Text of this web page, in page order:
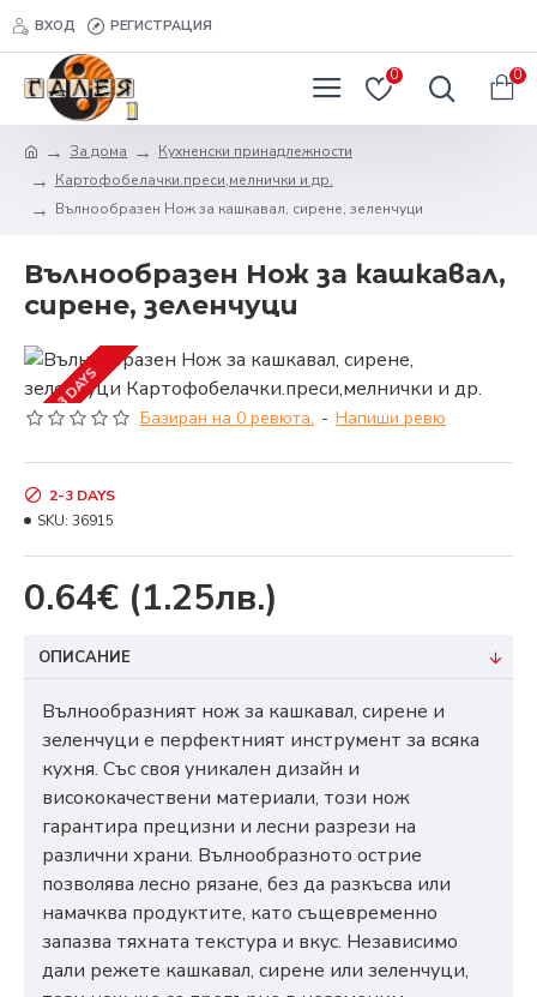
ВХОД РЕГИСТРАЦИЯ
0 0
За дома
Кухненски принадлежности
Картофобелачки.преси,мелнички и др.
Вълнообразен Нож за кашкавал, сирене, зеленчуци
Вълнообразен Нож за кашкавал,
сирене, зеленчуци
2-3 DAYS Базиран на 0 ревюта. - Напиши ревю
0.64€ (1.25лв.)
2-3 DAYS
SKU: 36915
ОПИСАНИЕ
Вълнообразният нож за кашкавал, сирене и
зеленчуци е перфектният инструмент за всяка
кухня. Със своя уникален дизайн и
висококачествени материали, този нож
гарантира прецизни и лесни разрези на
различни храни. Вълнообразното острие
позволява лесно рязане, без да разкъсва или
намачква продуктите, като същевременно
запазва тяхната текстура и вкус. Независимо
дали режете кашкавал, сирене или зеленчуци,